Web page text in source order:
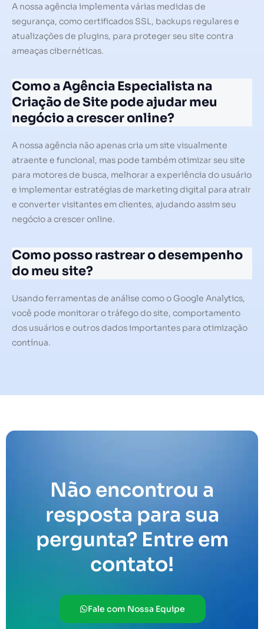
A nossa agência implementa várias medidas de
segurança, como certificados SSL, backups regulares e
atualizações de plugins, para proteger seu site contra
ameaças cibernéticas.
Como a Agência Especialista na
Criação de Site pode ajudar meu
negócio a crescer online?
A nossa agência não apenas cria um site visualmente
atraente e funcional, mas pode também otimizar seu site
para motores de busca, melhorar a experiência do usuário
e implementar estratégias de marketing digital para atrair
e converter visitantes em clientes, ajudando assim seu
negócio a crescer online.
Como posso rastrear o desempenho
do meu site?
Usando ferramentas de análise como o Google Analytics,
você pode monitorar o tráfego do site, comportamento
dos usuários e outros dados importantes para otimização
contínua.
Não encontrou a
resposta para sua
pergunta? Entre em
contato!
Fale com Nossa Equipe